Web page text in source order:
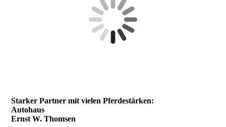
Starker Partner mit vielen Pferdestärken:
Autohaus
Ernst W. Thomsen